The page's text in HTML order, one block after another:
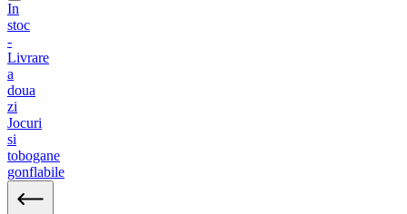
In
stoc
-
Livrare
a
doua
zi
Jocuri
si
tobogane
gonflabile